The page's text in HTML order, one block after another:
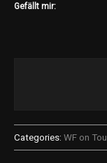
Gefällt mir:
Categories: WF on